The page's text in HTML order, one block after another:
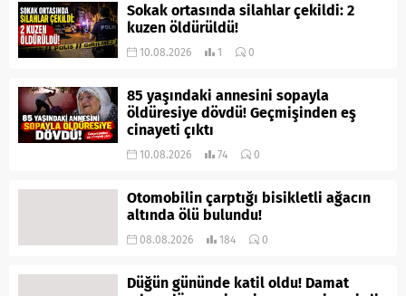
Sokak ortasında silahlar çekildi: 2
kuzen öldürüldü!
10.08.2026 1 0
85 yaşındaki annesini sopayla
öldüresiye dövdü! Geçmişinden eş
cinayeti çıktı
10.08.2026 74 0
Otomobilin çarptığı bisikletli ağacın
altında ölü bulundu!
08.08.2026 184 0
Düğün gününde katil oldu! Damat